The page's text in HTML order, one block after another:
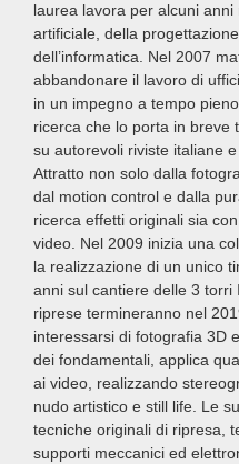
laurea lavora per alcuni anni
artificiale, della
dell’informatica. Nel 2007
abbandonare il lavoro di
in un impegno a tempo
ricerca che lo porta in breve
su autorevoli riviste italiane
Attratto non solo dalla
dal motion control e dalla
ricerca effetti originali sia
video. Nel 2009 inizia una
la realizzazione di un unico
anni sul cantiere delle 3 torri
riprese termineranno nel
interessarsi di fotografia 3D
dei fondamentali, applica
ai video, realizzando
nudo artistico e still life. Le
tecniche originali di ripresa,
supporti meccanici ed